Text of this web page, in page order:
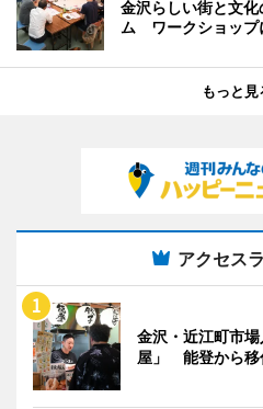
金沢らしい街と文
ム ワークショップ
もっと見
アクセス
金沢・近江町市
屋」 能登から移